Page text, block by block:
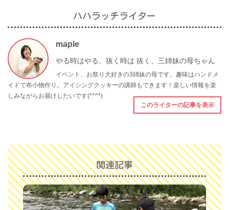
ハハラッチライター
maple
やる時はやる、抜く時は 抜く、三姉妹の母ちゃん
イベント、お祭り大好きの3姉妹の母です。趣味はハンドメ
イドで布小物作り。アイシングクッキーの講師もできます！楽しい情報を楽
しみながらお届けしたいです(*^^*)
このライターの記事を表示
関連記事